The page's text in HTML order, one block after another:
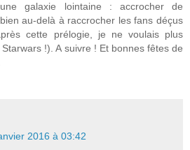
galaxie lointaine : accrocher de
au-delà à raccrocher les fans déçus
cette prélogie, je ne voulais plus
!). A suivre ! Et bonnes fêtes de
2016 à 03:42